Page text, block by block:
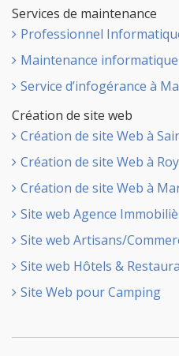
Services de maintenance
Professionnel
Maintenance informatique
Service d’infogérance à
Création de site web
Création de site Web à
Création de site Web à
Création de site Web à
Site web Agence
Site web Artisans/
Site web Hôtels &
Site Web pour Camping